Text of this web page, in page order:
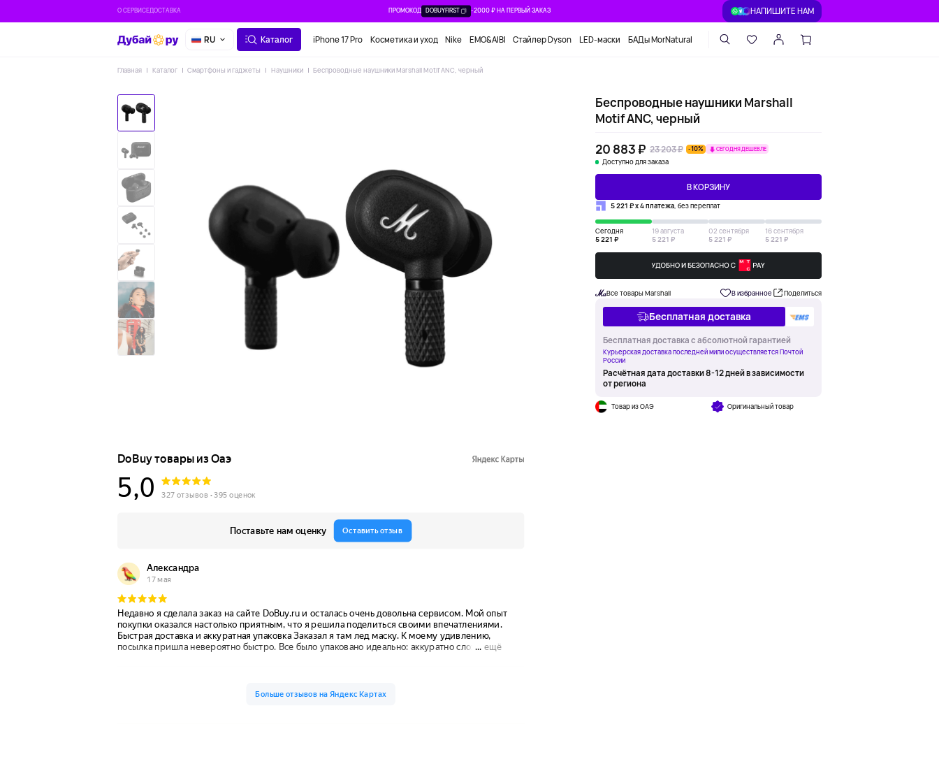
О СЕРВИСЕДОСТАВКА ПРОМОКОД DOBUYFIRST -2000 ₽ НА ПЕРВЫЙ ЗАКАЗ НАПИШИТЕ НАМ
RU Каталог iPhone 17 Pro Косметика и уход Nike EMO&AIBI Стайлер Dyson LED-маски БАДы MorNatural
Главная Каталог Смартфоны и гаджеты Наушники Беспроводные наушники Marshall Motif ANC, черный
Беспроводные наушники Marshall
Motif ANC, черный
20 883 ₽ 23 203 ₽ -10% СЕГОДНЯ ДЕШЕВЛЕ
Доступно для заказа
В КОРЗИНУ
5 221 ₽ х 4 платежа, без переплат
Сегодня
5 221 ₽
19 августа
5 221 ₽
02 сентября
5 221 ₽
16 сентября
5 221 ₽
Все товары Marshall В избранное Поделиться
Бесплатная доставка
Бесплатная доставка с абсолютной гарантией
Курьерская доставка последней мили осуществляется Почтой
России
Расчётная дата доставки 8-12 дней в зависимости
от региона
Товар из ОАЭ Оригинальный товар